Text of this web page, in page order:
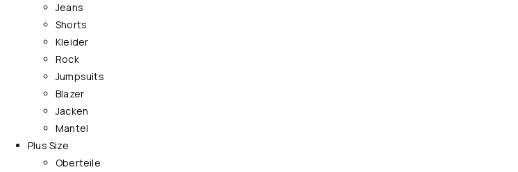
Jeans
Shorts
Kleider
Rock
Jumpsuits
Blazer
Jacken
Mantel
Plus Size
Oberteile